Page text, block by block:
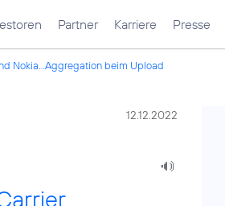
Partner Karriere Presse
Nokia...Aggregation beim Upload
12.12.2022